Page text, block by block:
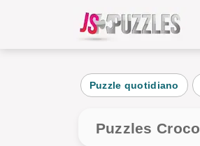
Puzzle quotidiano
Puzzles Croco